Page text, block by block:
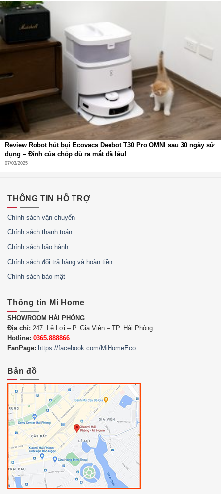
trung
Việc thay thế bộ lọc được tối ưu với cơ chế
cho phép tháo lắp nhanh chóng chỉ bằng một thao tác. Đây
là chi tiết nhỏ nhưng thể hiện sự chỉn chu của Smartmi
trong việc đặt trải nghiệm người dùng lên hàng đầu.
Thông số kĩ thuật Smartmi Air Purifier 3
Review Robot hút bụi Ecovacs Deebot T30 Pro OMNI sau 30 ngày sử
dụng – Đỉnh của chóp dù ra mắt đã lâu!
07/03/2025
THÔNG TIN HỖ TRỢ
Chính sách vận chuyển
Chính sách thanh toán
Chính sách bảo hành
Chính sách đổi trả hàng và hoàn tiền
Chính sách bảo mật
Thông tin Mi Home
SHOWROOM HẢI PHÒNG
Địa chỉ: 247 Lê Lợi – P. Gia Viên – TP. Hải Phòng
Hotline: 0365.888866
FanPage: https://facebook.com/MiHomeEco
Bản đồ